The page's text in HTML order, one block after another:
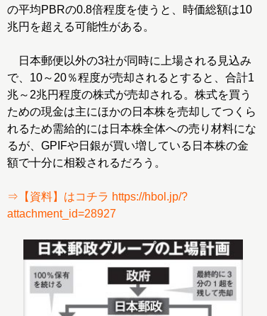
の平均PBRの0.8倍程度を使うと、時価総額は10
兆円を超える可能性がある。
日本郵便以外の3社が同時に上場される見込み
で、10～20％程度が売却されるとすると、合計1
兆～2兆円程度の株式が売却される。株式を買う
ための現金は主にほかの日本株を売却してつくら
れるため需給的には日本株全体への売り材料にな
るが、GPIFや日銀が買い増している日本株の金
額で十分に相殺されるだろう。
⇒【資料】はコチラ https://hbol.jp/?
attachment_id=28927